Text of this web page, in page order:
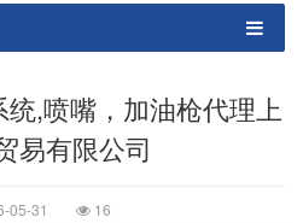
,喷嘴，加油枪代理上
易有限公司
05-31 16